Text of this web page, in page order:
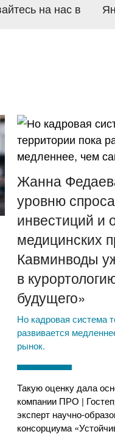
на нас в
Жанна
уровню
инвестиций и
медицинских
Кавминводы
в
будущего»
Но кадровая система
развивается
рынок.
Такую оценку дала
компании ПРО |
эксперт научно-
консорциума